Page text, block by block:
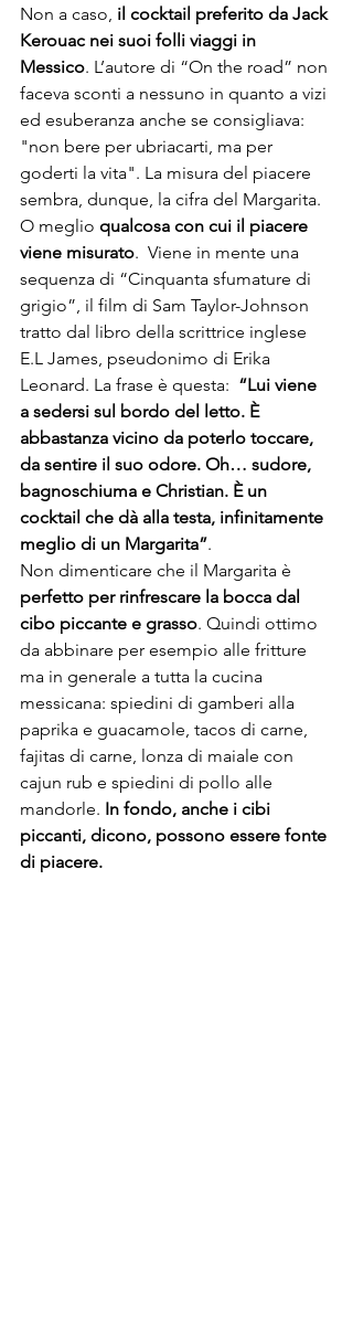
Non a caso, il cocktail preferito da Jack
Kerouac nei suoi folli viaggi in
Messico. L’autore di “On the road” non
faceva sconti a nessuno in quanto a vizi
ed esuberanza anche se consigliava:
"non bere per ubriacarti, ma per
goderti la vita". La misura del piacere
sembra, dunque, la cifra del Margarita.
O meglio qualcosa con cui il piacere
viene misurato.  Viene in mente una
sequenza di “Cinquanta sfumature di
grigio”, il film di Sam Taylor-Johnson
tratto dal libro della scrittrice inglese
E.L James, pseudonimo di Erika
Leonard. La frase è questa: “Lui viene
a sedersi sul bordo del letto. È
abbastanza vicino da poterlo toccare,
da sentire il suo odore. Oh… sudore,
bagnoschiuma e Christian. È un
cocktail che dà alla testa, infinitamente
meglio di un Margarita”.
Non dimenticare che il Margarita è
perfetto per rinfrescare la bocca dal
cibo piccante e grasso. Quindi ottimo
da abbinare per esempio alle fritture
ma in generale a tutta la cucina
messicana: spiedini di gamberi alla
paprika e guacamole, tacos di carne,
fajitas di carne, lonza di maiale con
cajun rub e spiedini di pollo alle
mandorle. In fondo, anche i cibi
piccanti, dicono, possono essere fonte
di piacere.